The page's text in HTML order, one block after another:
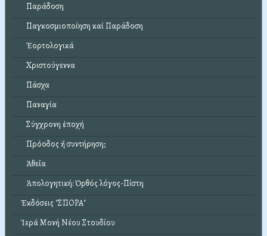
Παράδοση
Παγκοσμιοποίηση καί Παράδοση
Ἑορτολογικά
Χριστούγεννα
Πάσχα
Παναγία
Σύγχρονη ἐποχή
Πρόοδος ἤ συντήρηση;
Ἀθεΐα
Ἀπολογητική: Ὀρθός λόγος-Πίστη
Ἐκδόσεις "ΣΠΟΡΑ"
Ἱερά Μονή Νέου Στουδίου